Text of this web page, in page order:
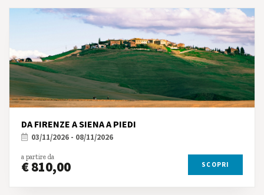
DA FIRENZE A SIENA A PIEDI
03/11/2026 - 08/11/2026
a partire da
€ 810,00 SCOPRI